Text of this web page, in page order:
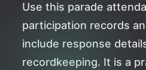
Use this parade
participation records
include response
recordkeeping. It is a